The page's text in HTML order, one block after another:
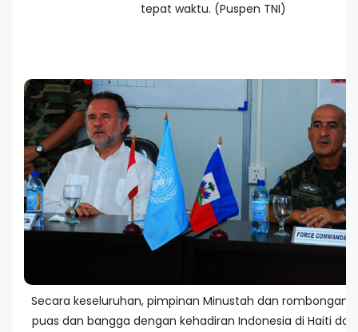
tepat waktu. (Puspen TNI)
Secara keseluruhan, pimpinan Minustah dan rombongan
puas dan bangga dengan kehadiran Indonesia di Haiti